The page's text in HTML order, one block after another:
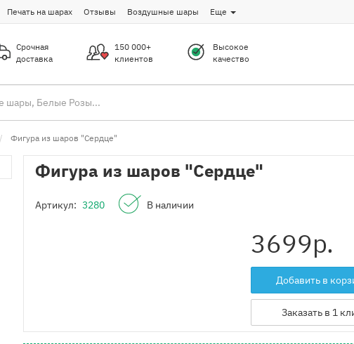
Печать на шарах Отзывы Воздушные шары Еще
Срочная
доставка
150 000+
клиентов
Высокое
качество
Фигура из шаров "Сердце"
Фигура из шаров "Сердце"
Артикул: 3280 В наличии
3699р.
Добавить в
Заказать в 1